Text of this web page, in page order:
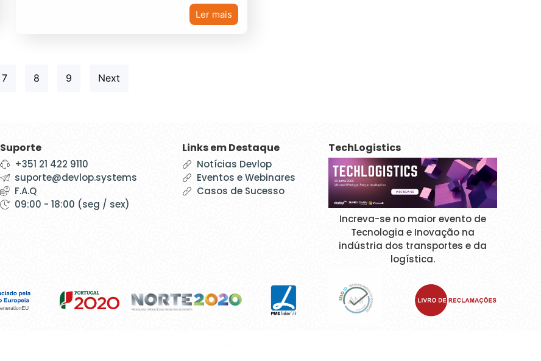
Ler mais
7 8 9 Next
Suporte
+351 21 422 9110
suporte@devlop.systems
F.A.Q
09:00 - 18:00 (seg / sex)
Links em Destaque
Notícias Devlop
Eventos e Webinares
Casos de Sucesso
TechLogistics
Increva-se no maior evento de
Tecnologia e Inovação na
indústria dos transportes e da
logística.